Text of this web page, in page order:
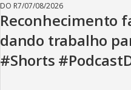
DO R7/07/08/2026
Reconhecimento
dando trabalho
#Shorts